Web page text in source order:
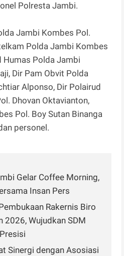
Polresta Jambi.
Jambi Kombes Pol.
Polda Jambi Kombes
Humas Polda Jambi
Dir Pam Obvit Polda
Alponso, Dir Polairud
Dhovan Oktavianton,
Pol. Boy Sutan Binanga
personel.
Gelar Coffee Morning,
Insan Pers
Rakernis Biro
2026, Wujudkan SDM
Sinergi dengan Asosiasi